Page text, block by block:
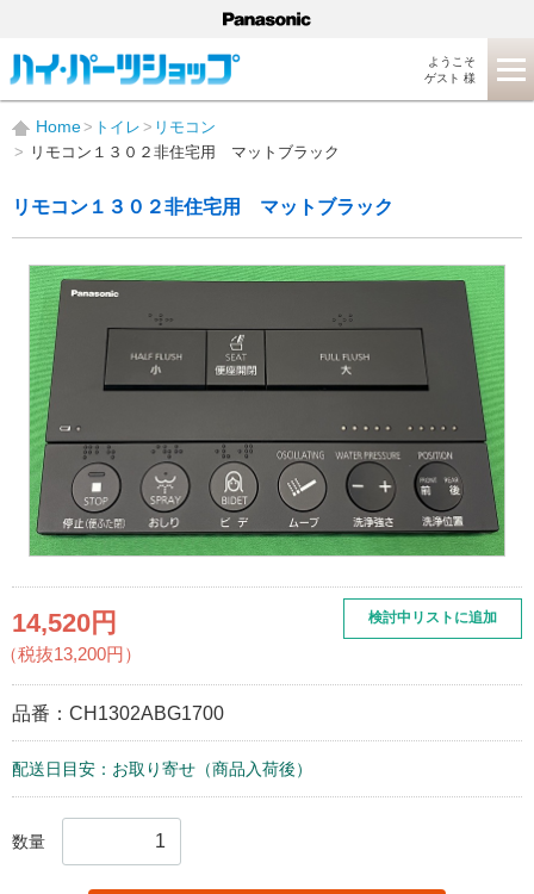
ようこそ
ゲスト 様
Home トイレ
リモコン
リモコン１３０２非住宅用 マットブラック
リモコン１３０２非住宅用 マットブラック
14,520円
（税抜13,200円）
品番： CH1302ABG1700
配送日目安：お取り寄せ（商品入荷後）
検討中リストに追加
数量